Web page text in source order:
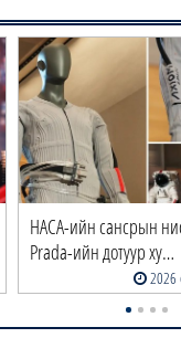
НАСА-ийн сансрын
Prada-ийн дотуур ху…
2026